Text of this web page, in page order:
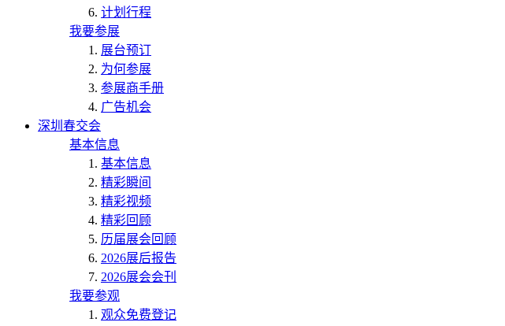
计划行程
我要参展
展台预订
为何参展
参展商手册
广告机会
深圳春交会
基本信息
基本信息
精彩瞬间
精彩视频
精彩回顾
历届展会回顾
2026展后报告
2026展会会刊
我要参观
观众免费登记